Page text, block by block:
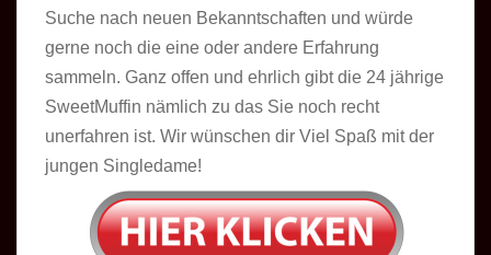
Suche nach neuen Bekanntschaften und würde
gerne noch die eine oder andere Erfahrung
sammeln. Ganz offen und ehrlich gibt die 24 jährige
SweetMuffin nämlich zu das Sie noch recht
unerfahren ist. Wir wünschen dir Viel Spaß mit der
jungen Singledame!